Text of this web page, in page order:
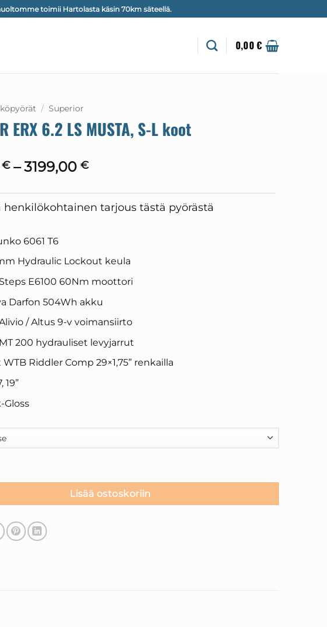
toimii Hartolasta käsin 70km säteellä.
0,00€
/ Superior
ERX 6.2 LS MUSTA, S-L koot
€ – 3199,00 €Hintaluokka:
-
3199,00 €
henkilökohtainen tarjous tästä pyörästä
6061 T6
Hydraulic Lockout keula
E6100 60Nm moottori
Darfon 504Wh akku
/ Altus 9-v voimansiirto
200 hydrauliset levyjarrut
Riddler Comp 29×1,75” renkailla
19”
Gloss
6.2 LS MUSTA, S-L koot määrä
Lisää ostoskoriin